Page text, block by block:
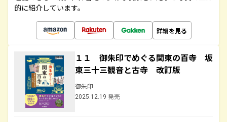
的に紹介しています。
詳細を見る
１１ 御朱印でめぐる関東の百寺 坂
東三十三観音と古寺 改訂版
御朱印
2025.12.19 発売